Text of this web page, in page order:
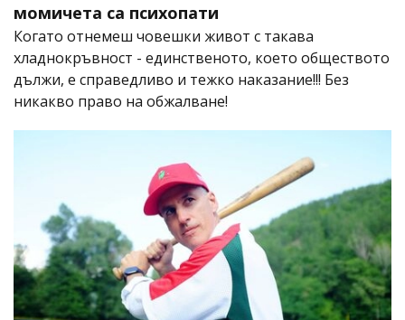
момичета са психопати
Когато отнемеш човешки живот с такава
хладнокръвност - единственото, което обществото
дължи, е справедливо и тежко наказание!!! Без
никакво право на обжалване!